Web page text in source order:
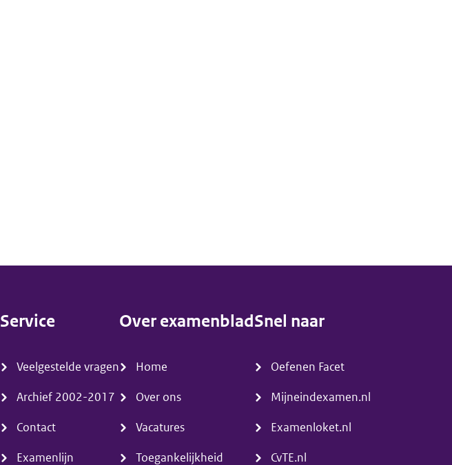
Service
Veelgestelde vragen
Archief 2002-2017
Contact
Examenlijn
Over examenblad
Home
Over ons
Vacatures
Toegankelijkheid
Snel naar
Oefenen Facet
Mijneindexamen.nl
Examenloket.nl
CvTE.nl